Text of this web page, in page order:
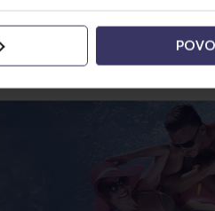
be always in the